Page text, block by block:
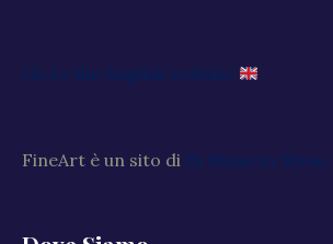
Go to the English website
FineArt è un sito di Di Mano in Mano